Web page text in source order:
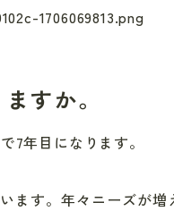
すか。
7年目になります。
ます。年々ニーズが増